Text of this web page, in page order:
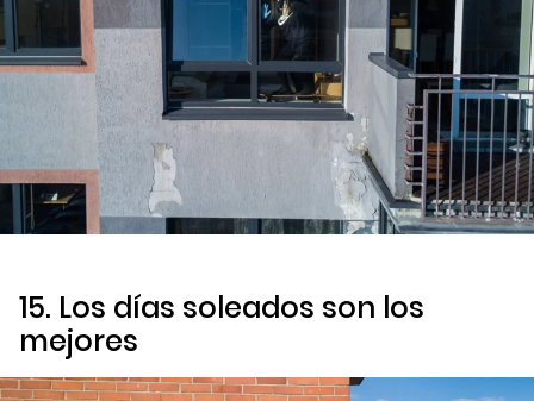
15. Los días soleados son los
mejores